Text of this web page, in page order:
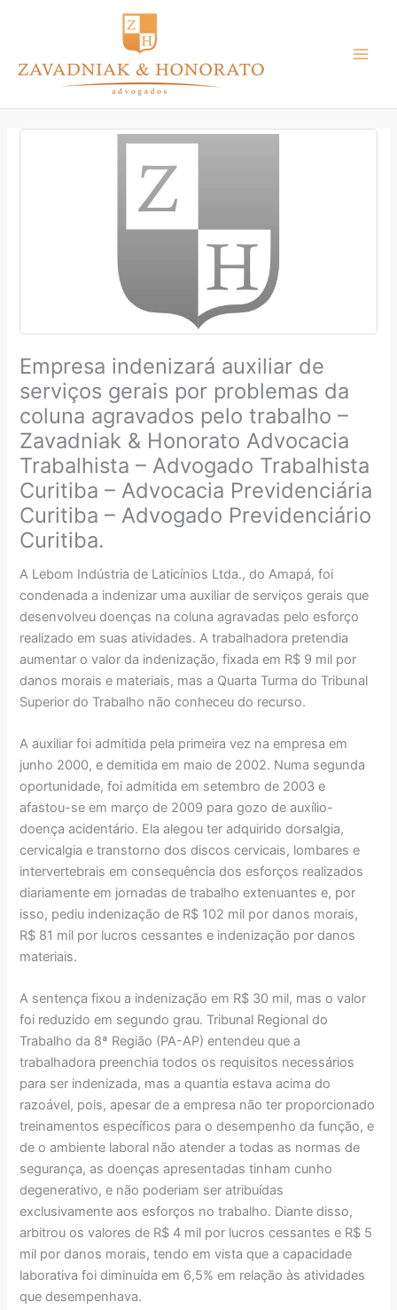
conteúdo
Empresa indenizará auxiliar de
serviços gerais por problemas da
coluna agravados pelo trabalho –
Zavadniak & Honorato Advocacia
Trabalhista – Advogado Trabalhista
Curitiba – Advocacia Previdenciária
Curitiba – Advogado Previdenciário
Curitiba.
A Lebom Indústria de Laticínios Ltda., do Amapá, foi
condenada a indenizar uma auxiliar de serviços gerais que
desenvolveu doenças na coluna agravadas pelo esforço
realizado em suas atividades. A trabalhadora pretendia
aumentar o valor da indenização, fixada em R$ 9 mil por
danos morais e materiais, mas a Quarta Turma do Tribunal
Superior do Trabalho não conheceu do recurso.
A auxiliar foi admitida pela primeira vez na empresa em
junho 2000, e demitida em maio de 2002. Numa segunda
oportunidade, foi admitida em setembro de 2003 e
afastou-se em março de 2009 para gozo de auxílio-
doença acidentário. Ela alegou ter adquirido dorsalgia,
cervicalgia e transtorno dos discos cervicais, lombares e
intervertebrais em consequência dos esforços realizados
diariamente em jornadas de trabalho extenuantes e, por
isso, pediu indenização de R$ 102 mil por danos morais,
R$ 81 mil por lucros cessantes e indenização por danos
materiais.
A sentença fixou a indenização em R$ 30 mil, mas o valor
foi reduzido em segundo grau. Tribunal Regional do
Trabalho da 8ª Região (PA-AP) entendeu que a
trabalhadora preenchia todos os requisitos necessários
para ser indenizada, mas a quantia estava acima do
razoável, pois, apesar de a empresa não ter proporcionado
treinamentos específicos para o desempenho da função, e
de o ambiente laboral não atender a todas as normas de
segurança, as doenças apresentadas tinham cunho
degenerativo, e não poderiam ser atribuídas
exclusivamente aos esforços no trabalho. Diante disso,
arbitrou os valores de R$ 4 mil por lucros cessantes e R$ 5
mil por danos morais, tendo em vista que a capacidade
laborativa foi diminuída em 6,5% em relação às atividades
que desempenhava.